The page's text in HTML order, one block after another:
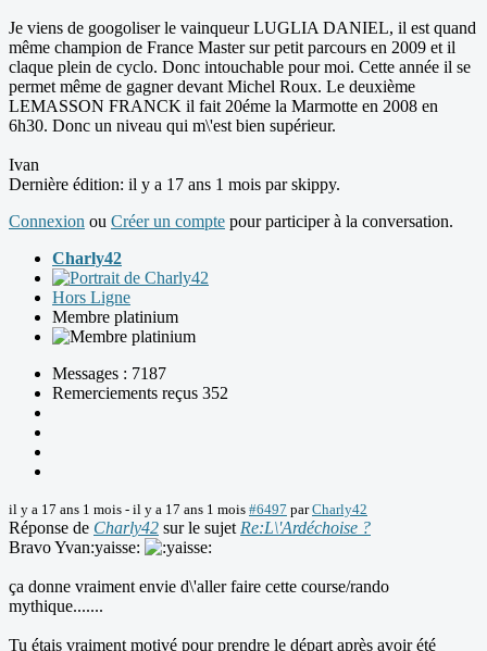
Je viens de googoliser le vainqueur LUGLIA DANIEL, il est quand
même champion de France Master sur petit parcours en 2009 et il
claque plein de cyclo. Donc intouchable pour moi. Cette année il se
permet même de gagner devant Michel Roux. Le deuxième
LEMASSON FRANCK il fait 20éme la Marmotte en 2008 en
6h30. Donc un niveau qui m\'est bien supérieur.
Ivan
Dernière édition: il y a 17 ans 1 mois parskippy.
Connexion ou Créer un compte pour participer à la conversation.
Charly42
Hors Ligne
Membre platinium
Messages : 7187
Remerciements reçus 352
il y a 17 ans 1 mois - il y a 17 ans 1 mois #6497 parCharly42
Réponse de Charly42 sur le sujet Re:L\'Ardéchoise ?
Bravo Yvan:yaisse:
ça donne vraiment envie d\'aller faire cette course/rando
mythique.......
Tu étais vraiment motivé pour prendre le départ après avoir été